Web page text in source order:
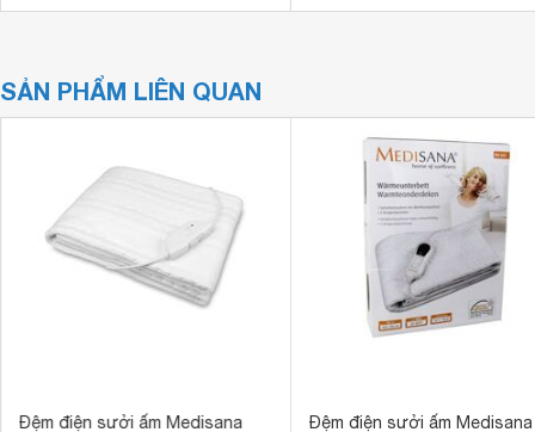
SẢN PHẨM LIÊN QUAN
Đệm điện sưởi ấm Medisana
Đệm điện sưởi ấm Medisana